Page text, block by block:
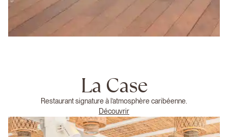
La Case
Restaurant signature à l’atmosphère caribéenne.
Découvrir